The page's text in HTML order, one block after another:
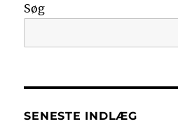
Søg
SENESTE INDLÆG